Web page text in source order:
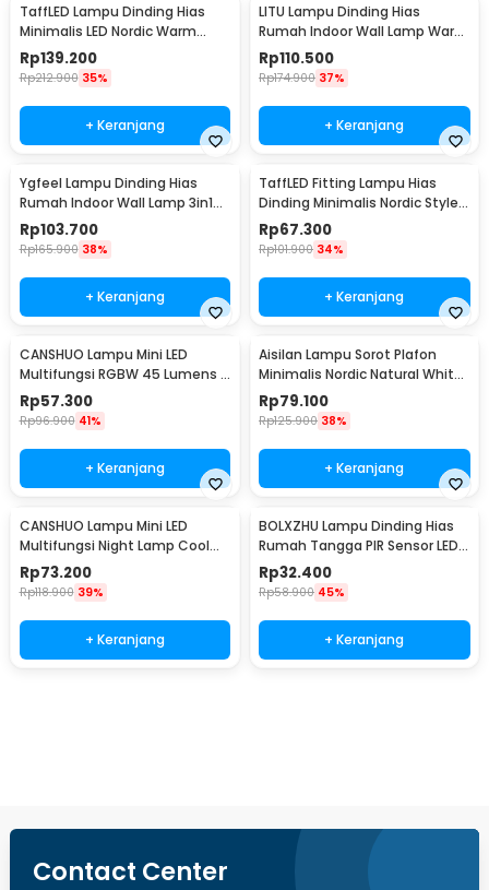
TaffLED Lampu Dinding Hias
Minimalis LED Nordic Warm
White E27 12W - G9
Rp139.200
Rp212.900 35%
+ Keranjang
LITU Lampu Dinding Hias
Rumah Indoor Wall Lamp Warm
White 3000K 7W - W22
Rp110.500
Rp174.900 37%
+ Keranjang
Ygfeel Lampu Dinding Hias
Rumah Indoor Wall Lamp 3in1
Color - JS-QD407
Rp103.700
Rp165.900 38%
+ Keranjang
TaffLED Fitting Lampu Hias
Dinding Minimalis Nordic Style
E27 265V - WF-M004
Rp67.300
Rp101.900 34%
+ Keranjang
CANSHUO Lampu Mini LED
Multifungsi RGBW 45 Lumens 3
PCS with Remote - YJ-905
Rp57.300
Rp96.900 41%
+ Keranjang
Aisilan Lampu Sorot Plafon
Minimalis Nordic Natural White
4000K 7W - MSD52
Rp79.100
Rp125.900 38%
+ Keranjang
CANSHUO Lampu Mini LED
Multifungsi Night Lamp Cool
White 4.5V 3W 6 PCS - TD001
Rp73.200
Rp118.900 39%
+ Keranjang
BOLXZHU Lampu Dinding Hias
Rumah Tangga PIR Sensor LED
Warm White 3W - HCGY003
Rp32.400
Rp58.900 45%
+ Keranjang
Contact Center